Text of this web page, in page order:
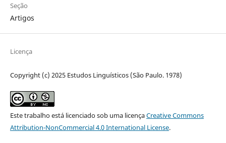
Seção
Artigos
Licença
Copyright (c) 2025 Estudos Linguísticos (São Paulo. 1978)
Este trabalho está licenciado sob uma licençaCreative Commons
Attribution-NonCommercial 4.0 International License.